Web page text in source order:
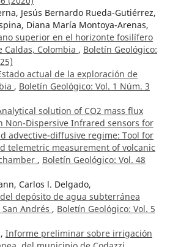
Jesús Bernardo Rueda-Gutiérrez,
Diana María Montoya-Arenas,
superior en el horizonte fosilífero
Colombia , Boletín Geológico:
actual de la exploración de
, Boletín Geológico: Vol. 1 Núm. 3
solution of CO2 mass flux
Non-Dispersive Infrared sensors for
advective-diffusive regime: Tool for
telemetric measurement of volcanic
, Boletín Geológico: Vol. 48
Carlos l. Delgado,
depósito de agua subterránea
Andrés , Boletín Geológico: Vol. 5
Informe preliminar sobre irrigación